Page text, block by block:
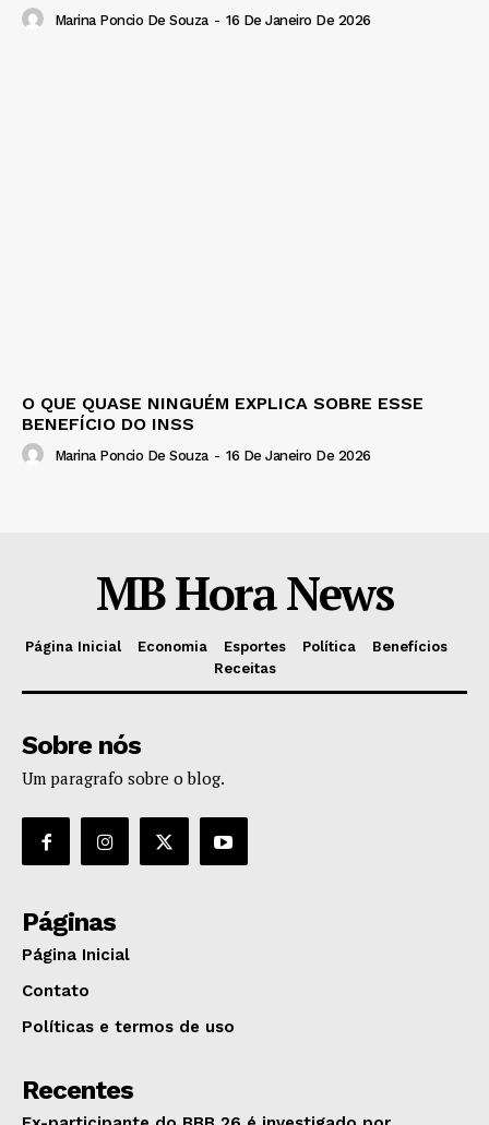
Marina Poncio De Souza - 16 De Janeiro De 2026
O QUE QUASE NINGUÉM EXPLICA SOBRE ESSE
BENEFÍCIO DO INSS
Marina Poncio De Souza - 16 De Janeiro De 2026
MB Hora News
Página Inicial Economia Esportes Política
Benefícios
Receitas
Sobre nós
Um paragrafo sobre o blog.
Páginas
Página Inicial
Contato
Políticas e termos de uso
Recentes